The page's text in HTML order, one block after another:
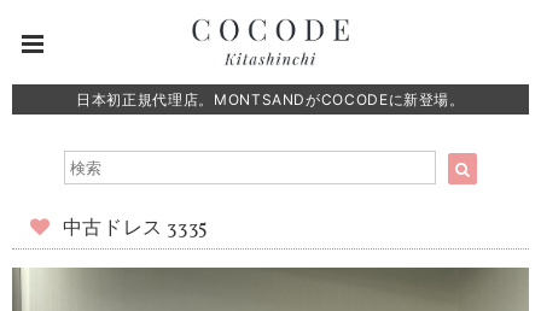
日本初正規代理店。MONTSANDがCOCODEに新登場。
中古ドレス 3335